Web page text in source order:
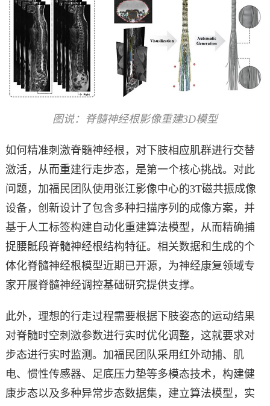
图说：脊髓神经根影像重建3D模型
如何精准刺激脊髓神经根，对下肢相应肌群进行交替
激活，从而重建行走步态，是第一个核心挑战。对此
问题，加福民团队使用张江影像中心的3T磁共振成像
设备，创新设计了包含多种扫描序列的成像方案，并
基于人工标签构建自动化重建算法模型，从而精确捕
捉腰骶段脊髓神经根结构特征。相关数据和生成的个
体化脊髓神经根模型近期已开源，为神经康复领域专
家开展脊髓神经调控基础研究提供支撑。
此外，理想的行走过程需要根据下肢姿态的运动结果
对脊髓时空刺激参数进行实时优化调整，这就要求对
步态进行实时监测。加福民团队采用红外动捕、肌
电、惯性传感器、足底压力垫等多模态技术，构建健
康步态以及多种异常步态数据集，建立算法模型，实